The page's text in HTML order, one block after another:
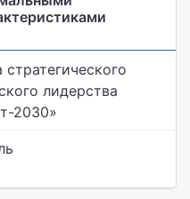
лидерства
2030»